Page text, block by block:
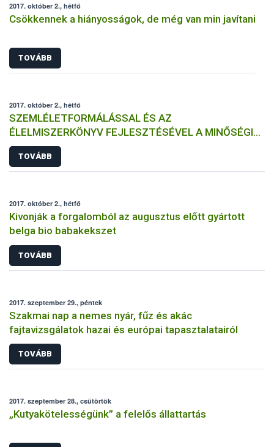
2017. október 2., hétfő
Csökkennek a hiányosságok, de még van min javítani
TOVÁBB
2017. október 2., hétfő
SZEMLÉLETFORMÁLÁSSAL ÉS AZ
ÉLELMISZERKÖNYV FEJLESZTÉSÉVEL A MINŐSÉGI
MAGYAR PÉKTERMÉKEK (EL)ISMERTSÉGÉÉRT
TOVÁBB
2017. október 2., hétfő
Kivonják a forgalomból az augusztus előtt gyártott
belga bio babakekszet
TOVÁBB
2017. szeptember 29., péntek
Szakmai nap a nemes nyár, fűz és akác
fajtavizsgálatok hazai és európai tapasztalatairól
TOVÁBB
2017. szeptember 28., csütörtök
„Kutyakötelességünk” a felelős állattartás